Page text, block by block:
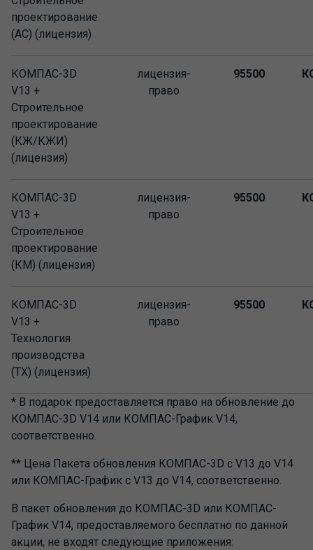
проектирование
(АС) (лицензия)
КОМПАС-3D
V13 +
Строительное
проектирование
(КЖ/КЖИ)
(лицензия)
лицензия-
право
95500
КОМПАС-3D
V13 +
Строительное
проектирование
(КМ) (лицензия)
лицензия-
право
95500
КОМПАС-3D
V13 +
Технология
производства
(ТХ) (лицензия)
лицензия-
право
95500
* В подарок предоставляется право на обновление до
КОМПАС-3D V14 или КОМПАС-График V14,
соответственно.
** Цена Пакета обновления КОМПАС-3D с V13 до V14
или КОМПАС-График с V13 до V14, соответственно.
В пакет обновления до КОМПАС-3D или КОМПАС-
График V14, предоставляемого бесплатно по данной
акции, не входят следующие приложения: